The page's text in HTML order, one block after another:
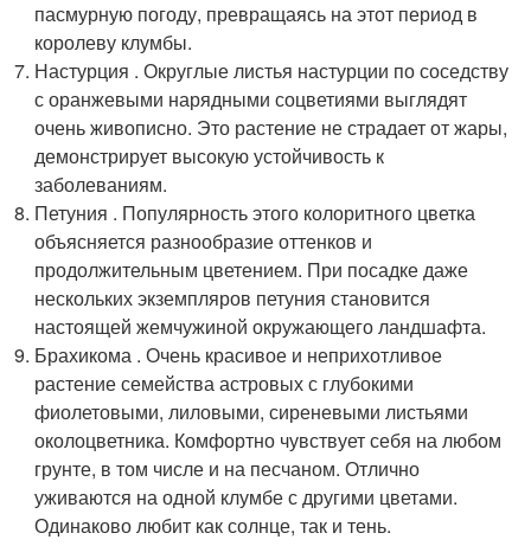
пасмурную погоду, превращаясь на этот период в
королеву клумбы.
Настурция . Округлые листья настурции по соседству
с оранжевыми нарядными соцветиями выглядят
очень живописно. Это растение не страдает от жары,
демонстрирует высокую устойчивость к
заболеваниям.
Петуния . Популярность этого колоритного цветка
объясняется разнообразие оттенков и
продолжительным цветением. При посадке даже
нескольких экземпляров петуния становится
настоящей жемчужиной окружающего ландшафта.
Брахикома . Очень красивое и неприхотливое
растение семейства астровых с глубокими
фиолетовыми, лиловыми, сиреневыми листьями
околоцветника. Комфортно чувствует себя на любом
грунте, в том числе и на песчаном. Отлично
уживаются на одной клумбе с другими цветами.
Одинаково любит как солнце, так и тень.